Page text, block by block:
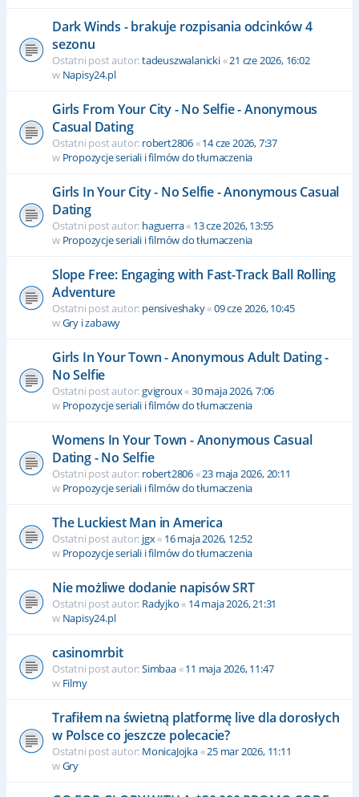
Dark Winds - brakuje rozpisania odcinków 4
sezonu
Ostatni post autor:tadeuszwalanicki«21 cze 2026, 16:02
w Napisy24.pl
Girls From Your City - No Selfie - Anonymous
Casual Dating
Ostatni post autor: robert2806«14 cze 2026, 7:37
w Propozycje seriali i filmów do tłumaczenia
Girls In Your City - No Selfie - Anonymous Casual
Dating
Ostatni post autor: haguerra« 13 cze 2026, 13:55
w Propozycje seriali i filmów do tłumaczenia
Slope Free: Engaging with Fast-Track Ball Rolling
Adventure
Ostatni post autor: pensiveshaky«09 cze 2026, 10:45
wGry i zabawy
Girls In Your Town - Anonymous Adult Dating -
No Selfie
Ostatni post autor:gvigroux«30 maja 2026, 7:06
w Propozycje seriali i filmów do tłumaczenia
Womens In Your Town - Anonymous Casual
Dating - No Selfie
Ostatni post autor: robert2806«23 maja 2026, 20:11
w Propozycje seriali i filmów do tłumaczenia
The Luckiest Man in America
Ostatni post autor: jgx« 16 maja 2026, 12:52
w Propozycje seriali i filmów do tłumaczenia
Nie możliwe dodanie napisów SRT
Ostatni post autor: Radyjko« 14 maja 2026, 21:31
w Napisy24.pl
casinomrbit
Ostatni post autor:Simbaa«11 maja 2026, 11:47
w Filmy
Trafiłem na świetną platformę live dla dorosłych
w Polsce co jeszcze polecacie?
Ostatni post autor: MonicaJojka«25 mar 2026, 11:11
wGry